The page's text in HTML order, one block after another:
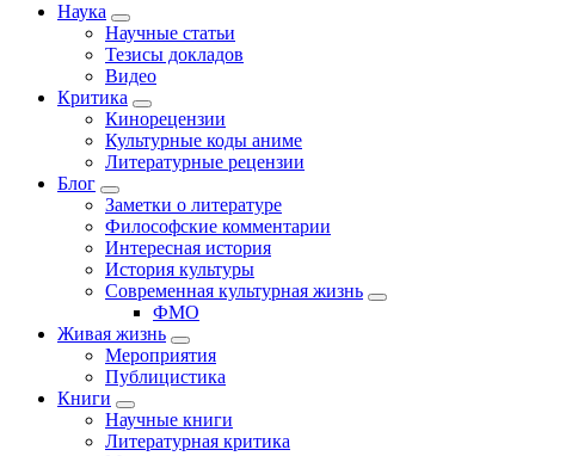
Наука
Научные статьи
Тезисы докладов
Видео
Критика
Кинорецензии
Культурные коды аниме
Литературные рецензии
Блог
Заметки о литературе
Философские комментарии
Интересная история
История культуры
Современная культурная жизнь
ФМО
Живая жизнь
Мероприятия
Публицистика
Книги
Научные книги
Литературная критика